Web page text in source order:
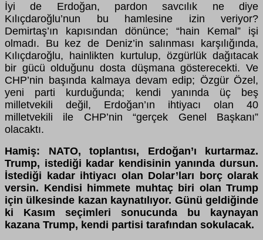
İyi de Erdoğan, pardon savcılık ne diye
Kılıçdaroğlu’nun bu hamlesine izin veriyor?
Demirtaş’ın kapısından dönünce; “hain Kemal” işi
olmadı. Bu kez de Deniz’in salınması karşılığında,
Kılıçdaroğlu, hainlikten kurtulup, özgürlük dağıtacak
bir gücü olduğunu dosta düşmana gösterecekti. Ve
CHP’nin başında kalmaya devam edip; Özgür Özel,
yeni parti kurduğunda; kendi yanında üç beş
milletvekili değil, Erdoğan’ın ihtiyacı olan 40
milletvekili ile CHP’nin “gerçek Genel Başkanı”
olacaktı.
Hamiş: NATO, toplantısı, Erdoğan’ı kurtarmaz.
Trump, istediği kadar kendisinin yanında dursun.
İstediği kadar ihtiyacı olan Dolar’ları borç olarak
versin. Kendisi himmete muhtaç biri olan Trump
için ülkesinde kazan kaynatılıyor. Günü geldiğinde
ki Kasım seçimleri sonucunda bu kaynayan
kazana Trump, kendi partisi tarafından sokulacak.